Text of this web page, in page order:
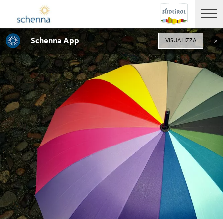
Schenna App VISUALIZZA